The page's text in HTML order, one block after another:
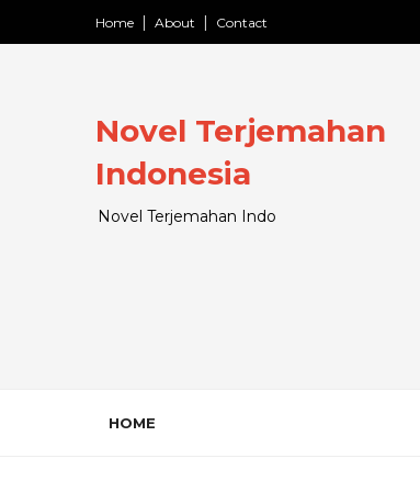
Home About Contact
Novel Terjemahan
Indonesia
Novel Terjemahan Indo
HOME